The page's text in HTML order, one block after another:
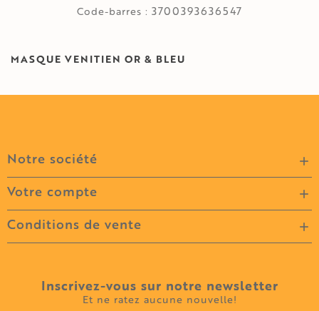
Code-barres : 3700393636547
MASQUE VENITIEN OR & BLEU
Notre société 
Votre compte 
Conditions de vente 
Inscrivez-vous sur notre newsletter
Et ne ratez aucune nouvelle!